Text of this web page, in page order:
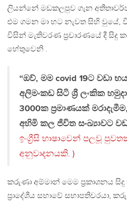
ලියන්නේ මඩකලපුව ගැන
එම ගමන මා හට නැවත සිහි වුයේ,
විසින් මැතිවරණ ප්‍රචාරණයේ දී සිදු
හේතුවෙනි .
“ඔව්, මම covid 19ට වඩා
අලිමංකඩ සිටි ශ්‍රී ලංකික
3000ක ප්‍රමාණයක්
අහිමි කල ජිවිත සංඛ්‍යාවට
ඉංග්‍රීසි භාෂාවෙන් පලවූ
අනුවාදනයකි. )
කරුණා අම්මාන් මෙම ප්‍රකාශනය
ප්‍රාදේශීය සභාවේ සභාපතිවරයා,